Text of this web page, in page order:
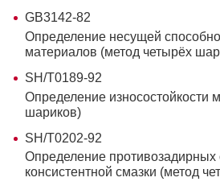
GB3142-82
Определение несущей
материалов (метод четырёх
SH/T0189-92
Определение износостойкости
шариков)
SH/T0202-92
Определение противозадирных
консистентной смазки (метод